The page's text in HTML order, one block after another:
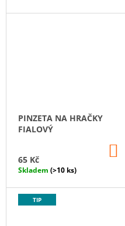
PINZETA NA HRAČKY
FIALOVÝ
65 Kč
Skladem (>10 ks)
TIP